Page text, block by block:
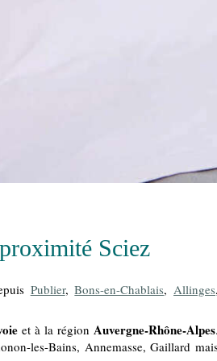
Sciez
Publier,Bons-en-Chablais,Allinges,
et à la région Auvergne-Rhône-Alpes.
les-Bains, Annemasse, Gaillard